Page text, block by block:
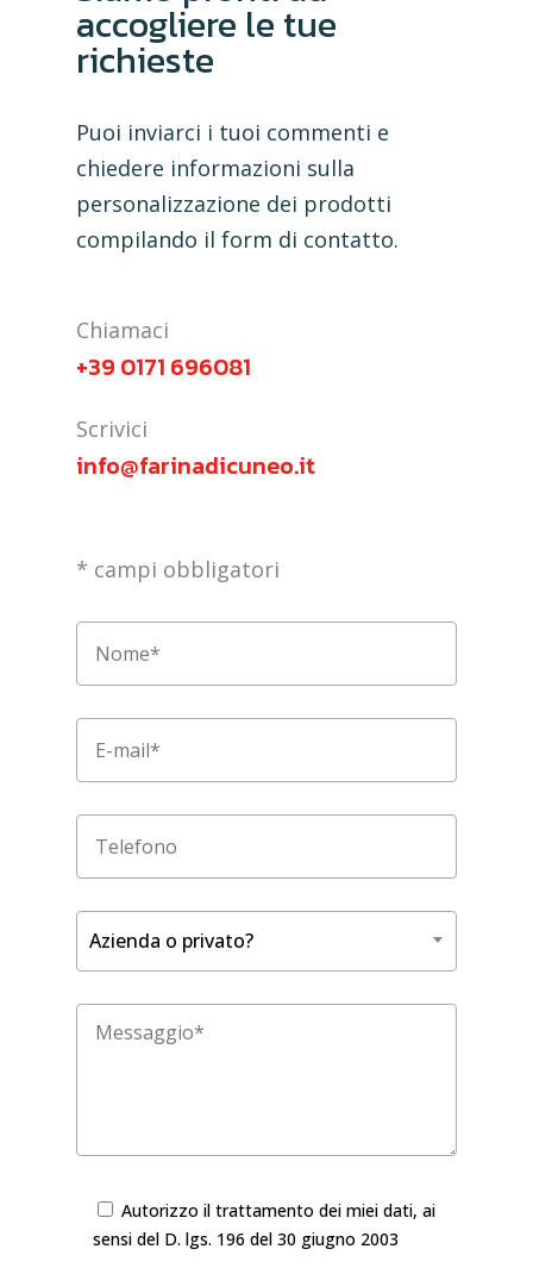
accogliere le tue
richieste
Puoi inviarci i tuoi commenti e
chiedere informazioni sulla
personalizzazione dei prodotti
compilando il form di contatto.
Chiamaci
+39 0171 696081
Scrivici
info@farinadicuneo.it
* campi obbligatori
Azienda o privato?
Autorizzo il trattamento dei miei dati, ai
sensi del D. lgs. 196 del 30 giugno 2003